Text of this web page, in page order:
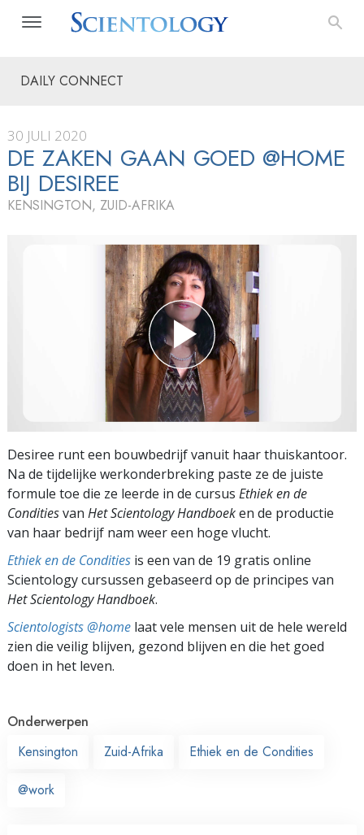
DAILY CONNECT
30 JULI 2020
DE ZAKEN GAAN GOED @HOME
BIJ DESIREE
KENSINGTON, ZUID-AFRIKA
Desiree runt een bouwbedrijf vanuit haar thuiskantoor.
Na de tijdelijke werkonderbreking paste ze de juiste
formule toe die ze leerde in de cursus Ethiek en de
Conditiesvan Het Scientology Handboeken de productie
van haar bedrijf nam weer een hoge vlucht.
Ethiek en de Condities is een van de 19 gratis online
Scientology cursussen gebaseerd op de principes van
Het Scientology Handboek.
Scientologists @home laat vele mensen uit de hele wereld
zien die veilig blijven, gezond blijven en die het goed
doen in het leven.
Onderwerpen
Kensington
Zuid-Afrika Ethiek en de Condities
@work